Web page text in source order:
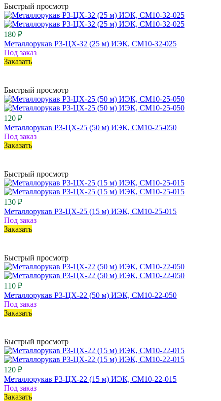
Быстрый просмотр
180 ₽
Металлорукав Р3-ЦХ-32 (25 м) ИЭК, CM10-32-025
Под заказ
Заказать
Быстрый просмотр
120 ₽
Металлорукав Р3-ЦХ-25 (50 м) ИЭК, CM10-25-050
Под заказ
Заказать
Быстрый просмотр
130 ₽
Металлорукав Р3-ЦХ-25 (15 м) ИЭК, CM10-25-015
Под заказ
Заказать
Быстрый просмотр
110 ₽
Металлорукав Р3-ЦХ-22 (50 м) ИЭК, CM10-22-050
Под заказ
Заказать
Быстрый просмотр
120 ₽
Металлорукав Р3-ЦХ-22 (15 м) ИЭК, CM10-22-015
Под заказ
Заказать